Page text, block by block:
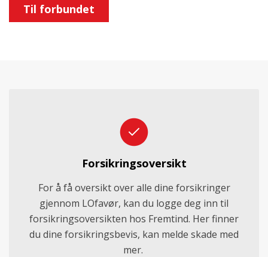
Til forbundet
Forsikringsoversikt
For å få oversikt over alle dine forsikringer
gjennom LOfavør, kan du logge deg inn til
forsikringsoversikten hos Fremtind. Her finner
du dine forsikringsbevis, kan melde skade med
mer.